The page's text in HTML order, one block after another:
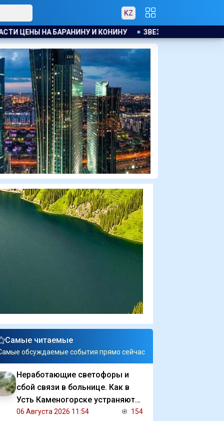
KZ
ЗВЕЗДА МАЙКЛА СНИМЕТСЯ В ТЮРЕМНОМ ТРИЛЛЕРЕ С
Самые читаемые
обсуждаемые события прямо сейчас
Неработающие светофоры и
сбой связи в больнице. Как в
Усть Каменогорске устраняют
последствия ливня
06 Августа 2026 11:54 154